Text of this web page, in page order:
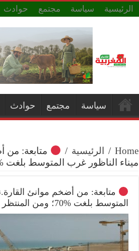
الرئيسية سياسة مجتمع حوادث
سياسة مجتمع حوادث
Home
/ الرئيسية /
متابعة: من
ميناء الناظور غرب المتوسط بلغت %70؛ ومن المنتظر أن تكتمل متم السنة
متابعة: من أضخم موانئ
المتوسط بلغت %70؛ ومن المنتظر أن تكتمل متم السنة القادمة.